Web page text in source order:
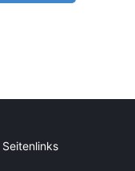
Seitenlinks